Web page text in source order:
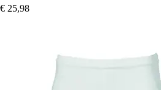
€ 25,98